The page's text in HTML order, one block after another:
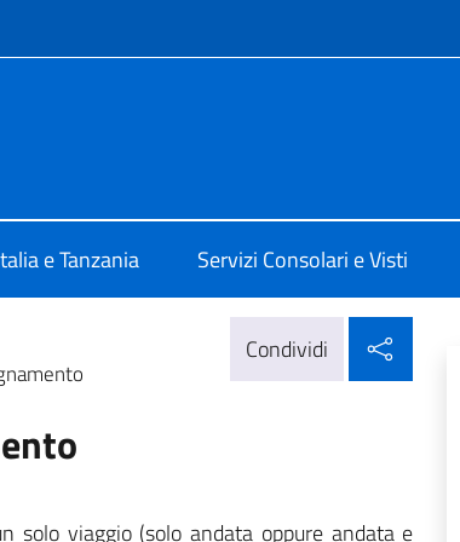
e Tanzania Servizi Consolari e Visti
Condividi
solo viaggio (solo andata oppure andata e